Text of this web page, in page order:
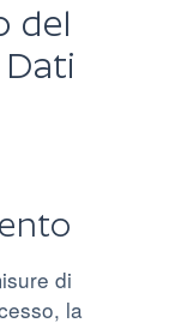
del
di
la